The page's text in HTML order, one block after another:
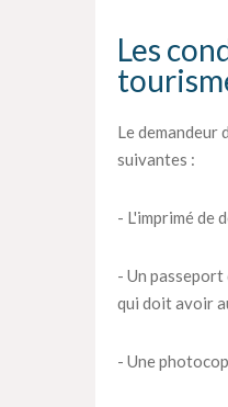
Les
Le demandeur
suivantes :
- L'imprimé de
- Un
qui doit avoir
- Une